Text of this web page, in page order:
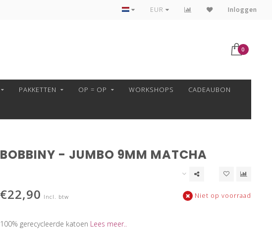
VEILIG BETALEN MET MOLLIE!
EUR Inloggen
0
PAKKETTEN OP = OP WORKSHOPS CADEAUBON
BOBBINY - JUMBO 9MM MATCHA
€22,90 Incl. btw Niet op voorraad
100% gerecycleerde katoen Lees meer..